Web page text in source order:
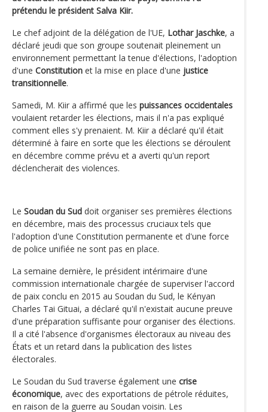
prétendu le président Salva Kiir.
Le chef adjoint de la délégation de l'UE, Lothar Jaschke, a
déclaré jeudi que son groupe soutenait pleinement un
environnement permettant la tenue d'élections, l'adoption
d'une Constitution et la mise en place d'une justice
transitionnelle.
Samedi, M. Kiir a affirmé que les puissances occidentales
voulaient retarder les élections, mais il n'a pas expliqué
comment elles s'y prenaient. M. Kiir a déclaré qu'il était
déterminé à faire en sorte que les élections se déroulent
en décembre comme prévu et a averti qu'un report
déclencherait des violences.
Le Soudan du Sud doit organiser ses premières élections
en décembre, mais des processus cruciaux tels que
l'adoption d'une Constitution permanente et d'une force
de police unifiée ne sont pas en place.
La semaine dernière, le président intérimaire d'une
commission internationale chargée de superviser l'accord
de paix conclu en 2015 au Soudan du Sud, le Kényan
Charles Tai Gituai, a déclaré qu'il n'existait aucune preuve
d'une préparation suffisante pour organiser des élections.
Il a cité l'absence d'organismes électoraux au niveau des
États et un retard dans la publication des listes
électorales.
Le Soudan du Sud traverse également une crise
économique, avec des exportations de pétrole réduites,
en raison de la guerre au Soudan voisin. Les